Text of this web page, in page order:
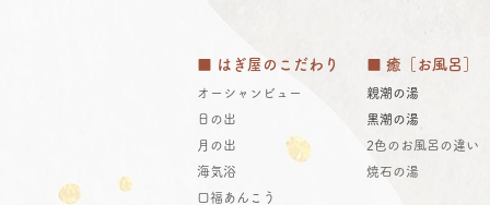
■ はぎ屋のこだわり
オーシャンビュー
日の出
月の出
​​海気浴
口福あんこう
■ 癒［お風呂］
親潮の湯
​黒潮の湯
2色のお風呂の違い
焼石の湯